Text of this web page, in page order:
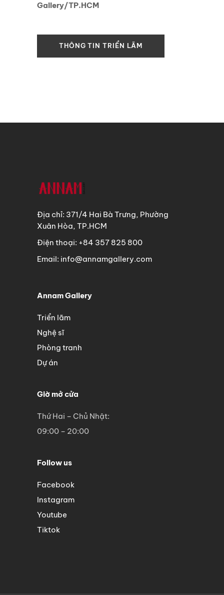
Gallery/TP.HCM
THÔNG TIN TRIỂN LÃM
Địa chỉ: 371/4 Hai Bà Trưng, Phường
Xuân Hòa, TP.HCM
Điện thoại: +84 357 825 800
Email: info@annamgallery.com
Annam Gallery
Triển lãm
Nghệ sĩ
Phòng tranh
Dự án
Giờ mở cửa
Thứ Hai – Chủ Nhật:
09:00 – 20:00
Follow us
Facebook
Instagram
Youtube
Tiktok